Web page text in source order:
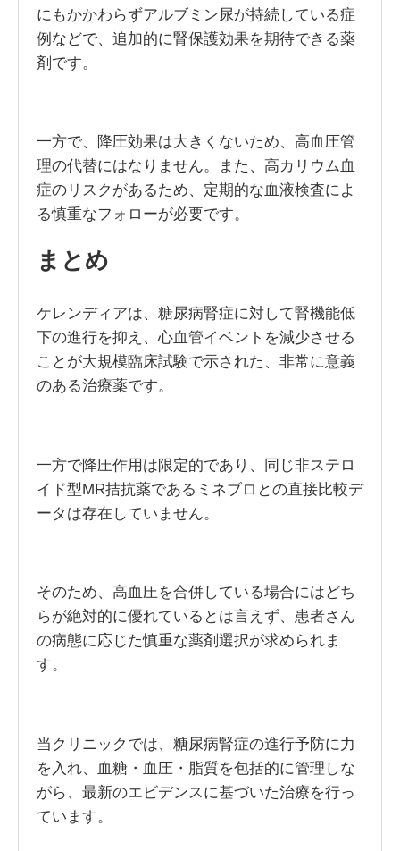
にもかかわらずアルブミン尿が持続している症
例などで、追加的に腎保護効果を期待できる薬
剤です。
一方で、降圧効果は大きくないため、高血圧管
理の代替にはなりません。また、高カリウム血
症のリスクがあるため、定期的な血液検査によ
る慎重なフォローが必要です。
まとめ
ケレンディアは、糖尿病腎症に対して腎機能低
下の進行を抑え、心血管イベントを減少させる
ことが大規模臨床試験で示された、非常に意義
のある治療薬です。
一方で降圧作用は限定的であり、同じ非ステロ
イド型MR拮抗薬であるミネブロとの直接比較デ
ータは存在していません。
そのため、高血圧を合併している場合にはどち
らが絶対的に優れているとは言えず、患者さん
の病態に応じた慎重な薬剤選択が求められま
す。
当クリニックでは、糖尿病腎症の進行予防に力
を入れ、血糖・血圧・脂質を包括的に管理しな
がら、最新のエビデンスに基づいた治療を行っ
ています。